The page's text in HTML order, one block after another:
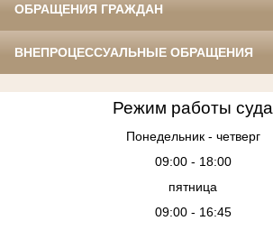
ОБРАЩЕНИЯ ГРАЖДАН
ВНЕПРОЦЕССУАЛЬНЫЕ ОБРАЩЕНИЯ
Режим работы суда
Понедельник - четверг
09:00 - 18:00
пятница
09:00 - 16:45